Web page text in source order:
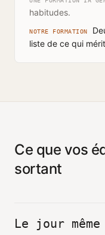
habitudes.
NOTRE FORMATION
liste de ce qui
Ce que vos
sortant
Le jour même